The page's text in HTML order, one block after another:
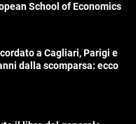
School of Economics
a Cagliari, Parigi e
dalla scomparsa: ecco